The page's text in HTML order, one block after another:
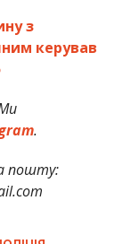
з
керував
.
пошту: